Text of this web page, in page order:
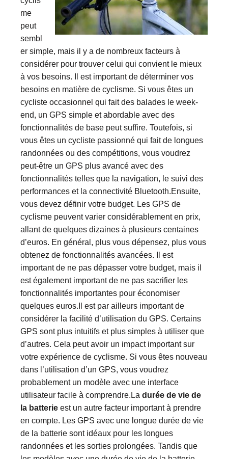
me
peut
sembl
er simple, mais il y a de nombreux facteurs à
considérer pour trouver celui qui convient le mieux
à vos besoins. Il est important de déterminer vos
besoins en matière de cyclisme. Si vous êtes un
cycliste occasionnel qui fait des balades le week-
end, un GPS simple et abordable avec des
fonctionnalités de base peut suffire. Toutefois, si
vous êtes un cycliste passionné qui fait de longues
randonnées ou des compétitions, vous voudrez
peut-être un GPS plus avancé avec des
fonctionnalités telles que la navigation, le suivi des
performances et la connectivité Bluetooth.Ensuite,
vous devez définir votre budget. Les GPS de
cyclisme peuvent varier considérablement en prix,
allant de quelques dizaines à plusieurs centaines
d’euros. En général, plus vous dépensez, plus vous
obtenez de fonctionnalités avancées. Il est
important de ne pas dépasser votre budget, mais il
est également important de ne pas sacrifier les
fonctionnalités importantes pour économiser
quelques euros.Il est par ailleurs important de
considérer la facilité d’utilisation du GPS. Certains
GPS sont plus intuitifs et plus simples à utiliser que
d’autres. Cela peut avoir un impact important sur
votre expérience de cyclisme. Si vous êtes nouveau
dans l’utilisation d’un GPS, vous voudrez
probablement un modèle avec une interface
utilisateur facile à comprendre.La durée de vie de
la batterie est un autre facteur important à prendre
en compte. Les GPS avec une longue durée de vie
de la batterie sont idéaux pour les longues
randonnées et les sorties prolongées. Tandis que